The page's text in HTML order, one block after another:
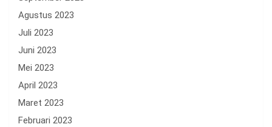
Agustus 2023
Juli 2023
Juni 2023
Mei 2023
April 2023
Maret 2023
Februari 2023